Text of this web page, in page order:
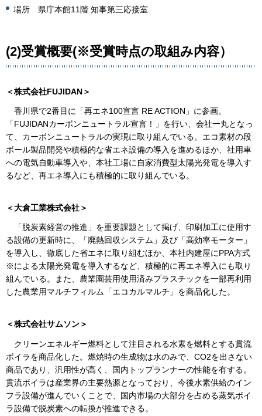
場所 県庁本館11階 知事第三応接室
(2)受賞概要(※受賞時点の取組み内容）
＜株式会社FUJIDAN＞
香川県で2番目に「再エネ100宣言 RE ACTION」に参画。
「FUJIDANカーボンニュートラル宣言！」を行い、会社一丸となっ
て、カーボンニュートラルの実現に取り組んでいる。エコ素材の段
ボール製品開発や積極的な省エネ設備の導入を進めるほか、社用車
への電気自動車導入や、本社工場に自家消費型太陽光発電を導入す
るなど、再エネ導入にも積極的に取り組んでいる。
＜大倉工業株式会社＞
「脱炭素経営の推進」を重要課題として掲げ、印刷加工に使用す
る設備の更新時に、「廃熱回収システム」及び「高効率モーター」
を導入し、徹底した省エネに取り組むほか、本社内建屋にPPA方式
※による太陽光発電を導入するなど、積極的に再エネ導入にも取り
組んでいる。また、農業園芸用使用済みプラスチックを一部再利用
した農業用マルチフィルム「エコカルマルチ」を商品化した。
＜株式会社サムソン＞
クリーンエネルギー燃料として注目される水素を燃料とする貫流
ボイラを商品化した。燃焼時の生成物は水のみで、CO2を出さない
商品であり、汎用性が高く、国内トップランナーの性能を有する。
貫流ボイラは産業界の主要熱源となっており、今後水素供給のイン
フラ設備が進んでいくことで、国内市場の大部分を占める蒸気ボイ
ラ設備で脱炭素への転換が推進できる。